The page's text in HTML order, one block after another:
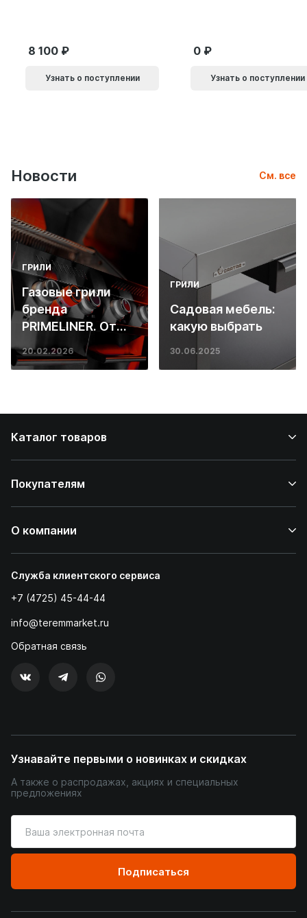
8 100
Узнать о поступлении
0
Узнать о поступлении
Новости См. все
ГРИЛИ
Газовые грили
бренда
PRIMELINER. От
основ инженерии
до ресторанных
20.02.2026
ГРИЛИ
Садовая мебель:
какую выбрать
30.06.2025
Каталог товаров
Покупателям
О компании
Служба клиентского сервиса
+7 (4725) 45-44-44
info@teremmarket.ru
Обратная связь
Узнавайте первыми о новинках и скидках
А также о распродажах, акциях и специальных
предложениях
ваш
адрес
почты
Подписаться